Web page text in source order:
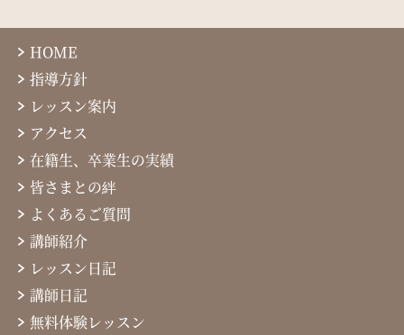
HOME
指導方針
レッスン案内
アクセス
在籍生、卒業生の実績
皆さまとの絆
よくあるご質問
講師紹介
レッスン日記
講師日記
無料体験レッスン